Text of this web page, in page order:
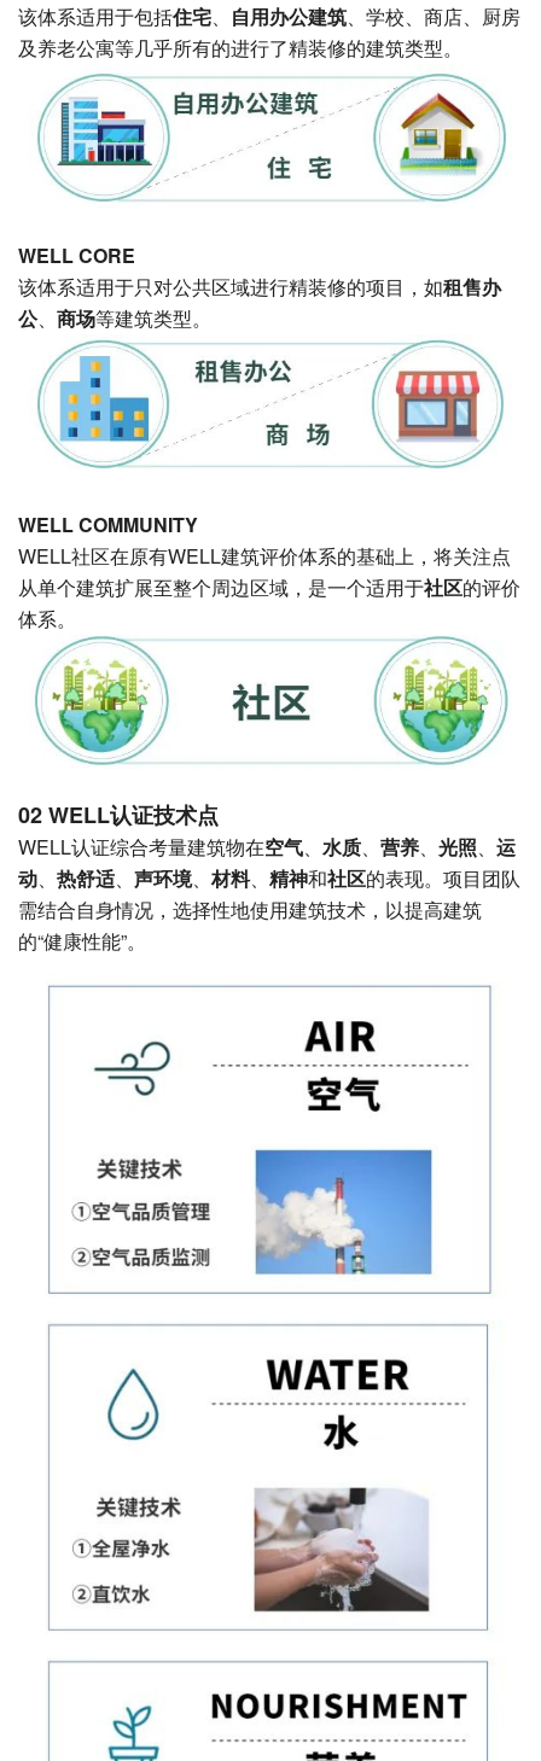
该体系适用于包括住宅、 自用办公建筑、学校、商店、厨房
及养老公寓等几乎所有的进行了精装修的建筑类型。
WELL CORE
该体系适用于只对公共区域进行精装修的项目，如租售办
公、 商场等建筑类型。
WELL COMMUNITY
WELL社区在原有WELL建筑评价体系的基础上，将关注点
从单个建筑扩展至整个周边区域，是一个适用于社区的评价
体系。
02 WELL认证技术点
WELL认证综合考量建筑物在空气、 水质、 营养、 光照、 运
动、 热舒适、 声环境、材料、 精神和社区的表现。项目团队
需结合自身情况，选择性地使用建筑技术，以提高建筑
的“健康性能”。